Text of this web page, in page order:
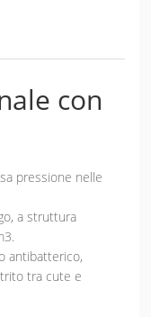
con
pressione nelle
a struttura
antibatterico,
tra cute e